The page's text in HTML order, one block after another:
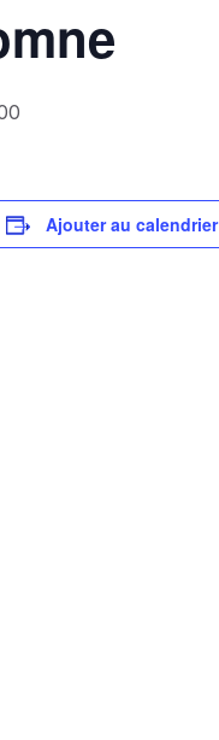
Ajouter au calendrier